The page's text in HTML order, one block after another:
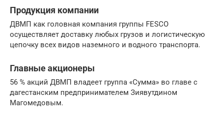
Продукция компании
ДВМП как головная компания группы FESCO
осуществляет доставку любых грузов и логистическую
цепочку всех видов наземного и водного транспорта.
Главные акционеры
56 % акций ДВМП владеет группа «Сумма» во главе с
дагестанским предпринимателем Зиявутдином
Магомедовым.